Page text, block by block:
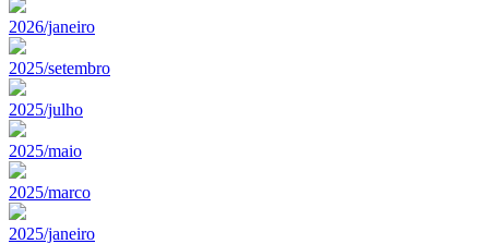
2026/janeiro
2025/setembro
2025/julho
2025/maio
2025/marco
2025/janeiro